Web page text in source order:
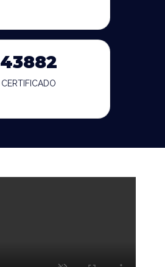
43882
CERTIFICADO